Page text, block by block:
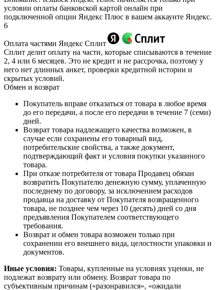
условии оплаты банковской картой онлайн при
подключенной опции Яндекс Плюс в вашем аккаунте Яндекс.
6
Оплата частями Яндекс Сплит
Сплит делит оплату на части, которые списываются в течение
2, 4 или 6 месяцев. Это не кредит и не рассрочка, поэтому у
него нет длинных анкет, проверки кредитной истории и
скрытых условий.
Обмен и возврат
Покупатель вправе отказаться от товара в любое время
до его передачи, а после его передачи в течение 7 (семи)
дней.
Возврат товара надлежащего качества возможен, в
случае если сохранены его товарный вид,
потребительские свойства, а также документ,
подтверждающий факт и условия покупки указанного
товара.
При отказе потребителя от товара Продавец обязан
возвратить Покупателю денежную сумму, уплаченную
последнему по договору, за исключением расходов
продавца на доставку от Покупателя возвращенного
товара, не позднее чем через 10 (десять) дней со дня
предъявления Покупателем соответствующего
требования.
Возврат и обмен товара возможен только при
сохранении его внешнего вида, целостности упаковки и
документов.
Иные условия: Товары, купленные на условиях уценки, не
подлежат возврату или обмену. Возврат товара по
субъективным причинам («разонравился», «ожидали